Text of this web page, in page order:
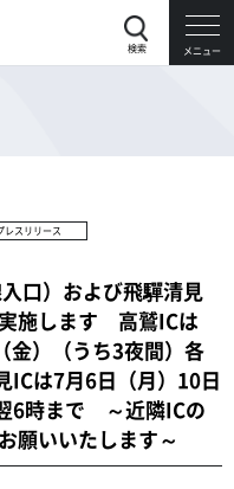
検索 メニュー
レスリリース
口）および飛驒清見
施します 高鷲ICは
金）（うち3夜間）各
は7月6日（月）10日
6時まで ～近隣ICの
願いいたします～